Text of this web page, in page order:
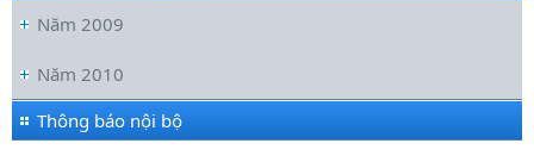
Năm 2009
Năm 2010
Thông báo nội bộ
Đối thoại ICWA – VASS lần thứ 6: Thúc đẩy quan hệ Đối tác
Viện Hàn lâm Khoa học xã hội Việt Nam và Học viện Chính
trị và Hành chính quốc gia Lào ký Thỏa